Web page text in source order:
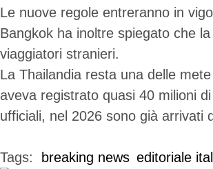
Le nuove regole entreranno in
Bangkok ha inoltre spiegato che
viaggiatori stranieri.
La Thailandia resta una delle
aveva registrato quasi 40 milioni
ufficiali, nel 2026 sono già arrivati
Tags: breaking news editoriale